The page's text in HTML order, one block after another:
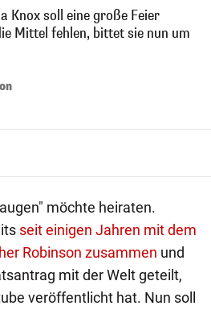
Knox soll eine große Feier
Mittel fehlen, bittet sie nun um
möchte heiraten.
seit einigen Jahren mit dem
Robinson zusammen und
mit der Welt geteilt,
veröffentlicht hat. Nun soll